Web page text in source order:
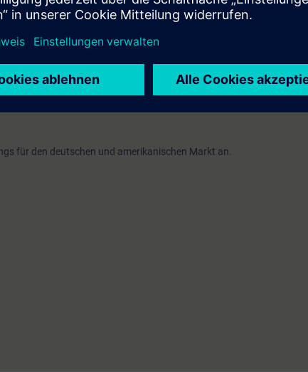
ein Tablet
Zugang zur digitalen LernplattformSITRAIN access– beginnend
Sie sowohl die Inhalte dieses Learning Events vertiefen oder
weiterbilden.
für den deutschen und amerikanischen Markt an.